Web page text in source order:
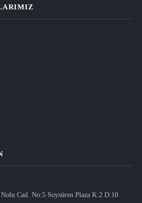
Cad. No:5 Soysüren Plaza K:2 D:10